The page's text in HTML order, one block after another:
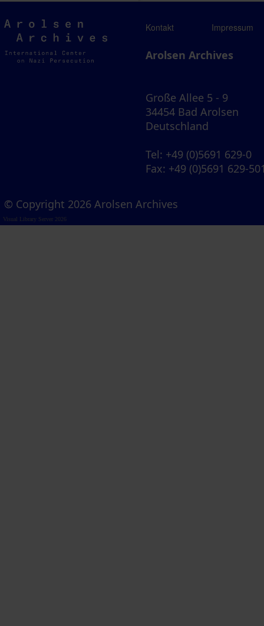
Arolsen
Archives
Kontakt Impressum
Arolsen Archives
Große Allee 5 - 9
34454 Bad Arolsen
Deutschland
Tel: +49 (0)5691 629-0
Fax: +49 (0)5691 629-
© Copyright 2026 Arolsen Archives
Visual Library Server 2026